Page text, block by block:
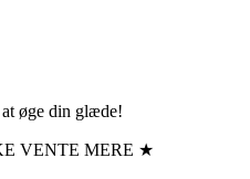
øge din glæde!
VENTE MERE ★